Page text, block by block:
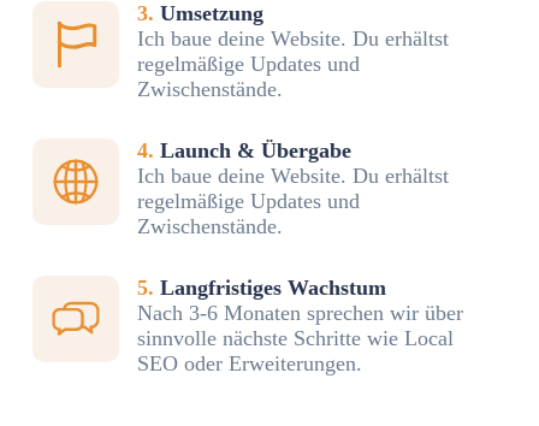
3. Umsetzung
Ich baue deine Website. Du erhältst
regelmäßige Updates und
Zwischenstände.
4. Launch & Übergabe
Ich baue deine Website. Du erhältst
regelmäßige Updates und
Zwischenstände.
5. Langfristiges Wachstum
Nach 3-6 Monaten sprechen wir über
sinnvolle nächste Schritte wie Local
SEO oder Erweiterungen.